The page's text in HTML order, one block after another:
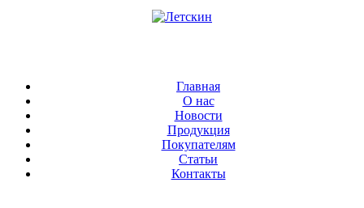
Главная
О нас
Новости
Продукция
Покупателям
Статьи
Контакты